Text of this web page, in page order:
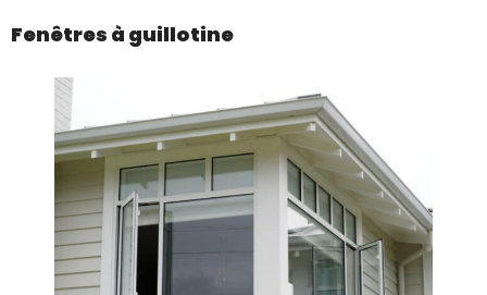
Fenêtres à guillotine